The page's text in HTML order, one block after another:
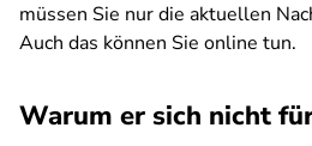
müssen Sie nur die aktuellen
Auch das können Sie online tun.
Warum er sich nicht